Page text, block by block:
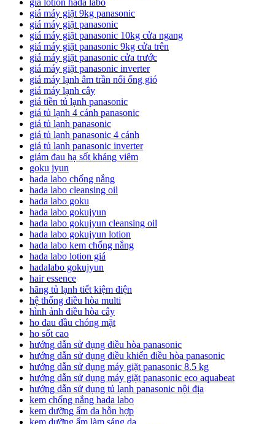
giá máy giặt 9kg panasonic
giá máy giặt panasonic
giá máy giặt panasonic 10kg cửa ngang
giá máy giặt panasonic 9kg cửa trên
giá máy giặt panasonic cửa trước
giá máy giặt panasonic inverter
giá máy lạnh âm trần nối ống gió
giá máy lạnh cây
giá tiền tủ lạnh panasonic
giá tủ lạnh 4 cánh panasonic
giá tủ lạnh panasonic
giá tủ lạnh panasonic 4 cánh
giá tủ lạnh panasonic inverter
giảm đau hạ sốt kháng viêm
goku jyun
hada labo chống nắng
hada labo cleansing oil
hada labo goku
hada labo gokujyun
hada labo gokujyun cleansing oil
hada labo gokujyun lotion
hada labo kem chống nắng
hada labo lotion giá
hadalabo gokujyun
hair essence
hãng tủ lạnh tiết kiệm điện
hệ thống điều hòa multi
hình ảnh điều hòa cây
ho đau đầu chóng mặt
ho sốt cao
hướng dẫn sử dụng điều hòa panasonic
hướng dẫn sử dụng điều khiển điều hòa panasonic
hướng dẫn sử dụng máy giặt panasonic 8.5 kg
hướng dẫn sử dụng máy giặt panasonic eco aquabeat
hướng dẫn sử dụng tủ lạnh panasonic nội địa
kem chống nắng hada labo
kem dưỡng ẩm da hỗn hợp
kem dưỡng ẩm làm sáng da